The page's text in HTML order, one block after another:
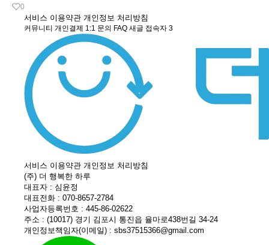
0
서비스 이용약관 개인정보 처리방침
커뮤니티 개인결제 1:1 문의 FAQ 새글 접속자 3
서비스 이용약관 개인정보 처리방침
(주) 더 행복한 하루
대표자 : 심윤정
대표전화 : 070-8657-2784
사업자등록번호 : 445-86-02622
주소 : (10017) 경기 김포시 통진읍 율마로438번길 34-24
개인정보책임자(이메일) : sbs37515366@gmail.com